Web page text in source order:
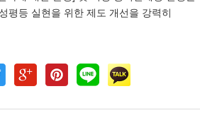
평등 실현을 위한 제도 개선을 강력히